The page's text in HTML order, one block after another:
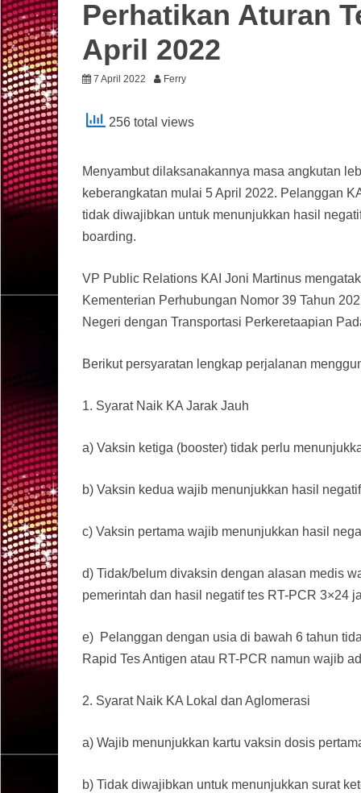
Perhatikan Aturan
April 2022
7 April 2022 Ferry
256 total views
Menyambut dilaksanakannya masa angkutan
keberangkatan mulai 5 April 2022. Pelanggan
tidak diwajibkan untuk menunjukkan hasil
boarding.
VP Public Relations KAI Joni Martinus
Kementerian Perhubungan Nomor 39 Tahun
Negeri dengan Transportasi Perkeretaapian
Berikut persyaratan lengkap perjalanan
1. Syarat Naik KA Jarak Jauh
a) Vaksin ketiga (booster) tidak perlu
b) Vaksin kedua wajib menunjukkan hasil
c) Vaksin pertama wajib menunjukkan hasil
d) Tidak/belum divaksin dengan alasan medis
pemerintah dan hasil negatif tes RT-PCR 3×24
e) Pelanggan dengan usia di bawah 6 tahun
Rapid Tes Antigen atau RT-PCR namun wajib
2. Syarat Naik KA Lokal dan Aglomerasi
a) Wajib menunjukkan kartu vaksin dosis
b) Tidak diwajibkan untuk menunjukkan surat